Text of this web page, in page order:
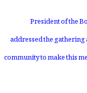
President of the
addressed the
community to make this